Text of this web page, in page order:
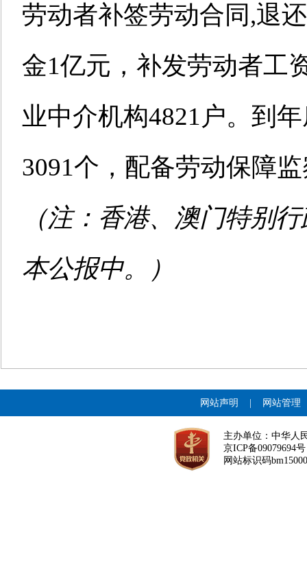
劳动者补签劳动合同,退
金1亿元，补发劳动者工
业中介机构4821户。到
3091个，配备劳动保障
（注：香港、澳门特别
本公报中。）